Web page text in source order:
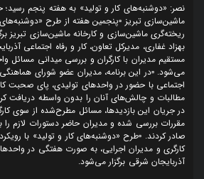
نصر: «دوشنبه‌های کار و تولید» به هفته پنجم رسید؛
ماشین‌سازی تبریز ▫️پنجمین هفته از طرح
ریخته‌گری ماشین‌سازی و کارخانه ماشین‌سازی تبریز
بهزاد غفاری، مدیرکل تعاون، کار و رفاه اجتماعی
مستقیم مدیران با کارگران و بررسی میدانی مسائل
می‌شود. ▫️در این برنامه، مدیران عضو شورای هماهنگی
اجتماعی با حضور در واحدهای تولیدی، پای صحبت
مطالبات و چالش‌های آنان را بدون واسطه دریافت
در جریان این بازدیدها، مسائل مطرح‌شده از سوی
مقررات بررسی شده و مدیران حاضر دستورات لازم را
صادر کردند. ▫️طرح «دوشنبه‌های کار و تولید» با
کارگری و مدیران اجرایی، به صورت هفتگی در
آذربایجان شرقی برگزار می‌شود.